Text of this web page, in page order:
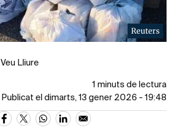
Reuters
Lliure
1 minuts de lectura
Publicat el dimarts, 13 gener 2026 - 19:48